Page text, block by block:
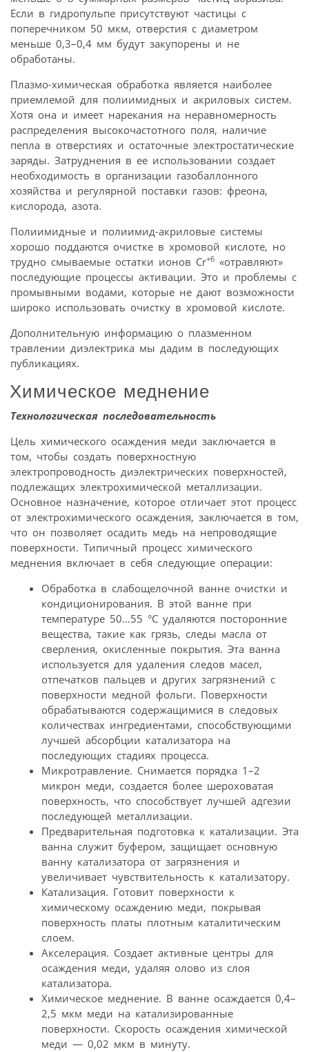
Если в гидропульпе присутствуют частицы с
поперечником 50 мкм, отверстия с диаметром
меньше 0,3–0,4 мм будут закупорены и не
обработаны.
Плазмо-химическая обработка является наиболее
приемлемой для полиимидных и акриловых систем.
Хотя она и имеет нарекания на неравномерность
распределения высокочастотного поля, наличие
пепла в отверстиях и остаточные электростатические
заряды. Затруднения в ее использовании создает
необходимость в организации газобаллонного
хозяйства и регулярной поставки газов: фреона,
кислорода, азота.
Полиимидные и полиимид-акриловые системы
хорошо поддаются очистке в хромовой кислоте, но
трудно смываемые остатки ионов Cr+6 «отравляют»
последующие процессы активации. Это и проблемы с
промывными водами, которые не дают возможности
широко использовать очистку в хромовой кислоте.
Дополнительную информацию о плазменном
травлении диэлектрика мы дадим в последующих
публикациях.
Химическое меднение
Технологическая последовательность
Цель химического осаждения меди заключается в
том, чтобы создать поверхностную
электропроводность диэлектрических поверхностей,
подлежащих электрохимической металлизации.
Основное назначение, которое отличает этот процесс
от электрохимического осаждения, заключается в том,
что он позволяет осадить медь на непроводящие
поверхности. Типичный процесс химического
меднения включает в себя следующие операции:
Обработка в слабощелочной ванне очистки и
кондиционирования. В этой ванне при
температуре 50…55 °С удаляются посторонние
вещества, такие как грязь, следы масла от
сверления, окисленные покрытия. Эта ванна
используется для удаления следов масел,
отпечатков пальцев и других загрязнений с
поверхности медной фольги. Поверхности
обрабатываются содержащимися в следовых
количествах ингредиентами, способствующими
лучшей абсорбции катализатора на
последующих стадиях процесса.
Микротравление. Снимается порядка 1–2
микрон меди, создается более шероховатая
поверхность, что способствует лучшей адгезии
последующей металлизации.
Предварительная подготовка к катализации. Эта
ванна служит буфером, защищает основную
ванну катализатора от загрязнения и
увеличивает чувствительность к катализатору.
Катализация. Готовит поверхности к
химическому осаждению меди, покрывая
поверхность платы плотным каталитическим
слоем.
Акселерация. Создает активные центры для
осаждения меди, удаляя олово из слоя
катализатора.
Химическое меднение. В ванне осаждается 0,4–
2,5 мкм меди на катализированные
поверхности. Скорость осаждения химической
меди — 0,02 мкм в минуту.